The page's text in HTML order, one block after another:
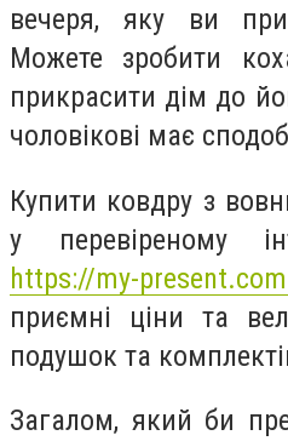
вечеря, яку ви
Можете зробити
прикрасити дім до
чоловікові має
Купити ковдру з
у перевіреному
https://my-
приємні ціни та
подушок та
Загалом, який би